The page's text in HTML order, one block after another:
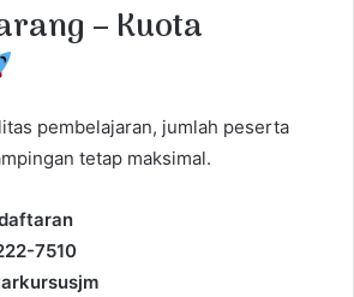
– Kuota
pembelajaran, jumlah peserta
tetap maksimal.
7510